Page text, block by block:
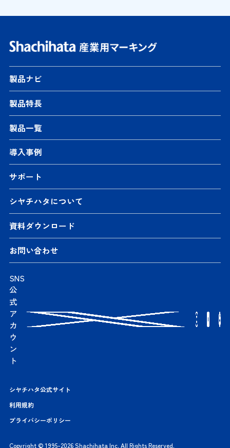
製品ナビ
製品特長
製品一覧
導入事例
サポート
シヤチハタについて
資料ダウンロード
お問い合わせ
SNS
公
式
ア
カ
ウ
ン
ト
シヤチハタ公式サイト
利用規約
プライバシーポリシー
Copyright © 1995-2026 Shachihata Inc. All Rights Reserved.